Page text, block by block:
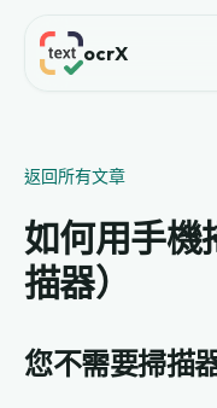
ocrX
返回所有文章
如何用手機
描器）
您不需要掃描